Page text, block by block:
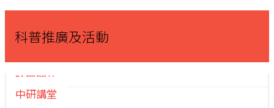
科普推廣及活動
院區開放
中研講堂